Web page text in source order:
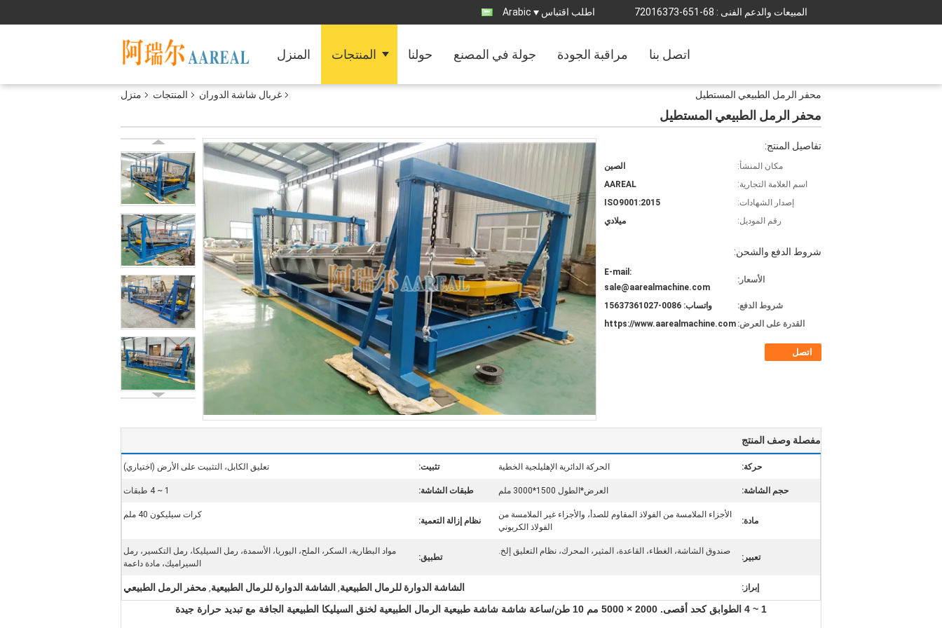
المبيعات والدعم الفنى : 86-156-37361027 اطلب اقتباس Arabic
المنزل المنتجات حولنا جولة في المصنع مراقبة الجودة اتصل بنا
منزل المنتجات غربال شاشة الدوران محفر الرمل الطبيعي المستطيل
محفر الرمل الطبيعي المستطيل
تفاصيل المنتج:
مكان المنشأ:
الصين
اسم العلامة التجارية:
AAREAL
إصدار الشهادات:
ISO9001:2015
رقم الموديل:
ميلادي
شروط الدفع والشحن:
الأسعار:
E-mail:
sale@aarealmachine.com
شروط الدفع:
واتساب: 0086-15637361027
القدرة على العرض: https://www.aarealmachine.com
اتصل
مفصلة وصف المنتج
حركة: الحركة الدائرية الإهليلجية الخطية تثبيت: تعليق الكابل، التثبيت على الأرض (اختياري)
حجم الشاشة: العرض*الطول 1500*3000 ملم طبقات الشاشة: 1 ~ 4 طبقات
مادة:
الأجزاء الملامسة من الفولاذ المقاوم للصدأ، والأجزاء غير الملامسة من
الفولاذ الكربوني
نظام إزالة التعمية:
كرات سيليكون 40 ملم
تعبير:
صندوق الشاشة، الغطاء، القاعدة، المثير، المحرك، نظام التعليق إلخ.
تطبيق:
مواد البطارية، السكر، الملح، اليوريا، الأسمدة، رمل السيليكا، رمل التكسير، رمل
السيراميك، مادة داعمة
إبراز: الشاشة الدوارة للرمال الطبيعية, الشاشة الدوارة للرمال الطبيعية, محفر الرمل الطبيعي
1 ~ 4 الطوابق كحد أقصى. 2000 × 5000 مم 10 طن/ساعة شاشة شاشة طبيعية الرمال الطبيعية لخنق السيليكا الطبيعية الجافة مع تبديد حرارة جيدة